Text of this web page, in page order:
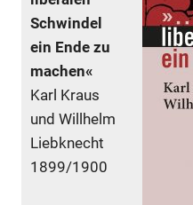
Schwindel
ein Ende zu
machen«
Karl Kraus
und Willhelm
Liebknecht
1899/1900